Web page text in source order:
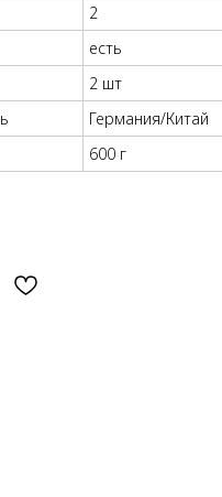
2
есть
2 шт
Германия/Китай
600 г